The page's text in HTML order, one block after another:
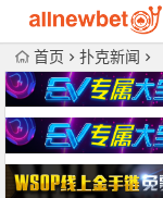
首页 扑克新闻